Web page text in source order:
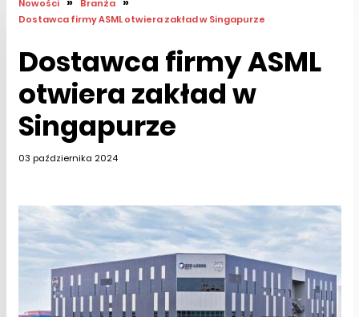
Nowości Branża
Dostawca firmy ASML otwiera zakład w Singapurze
Dostawca firmy ASML
otwiera zakład w
Singapurze
03 października 2024